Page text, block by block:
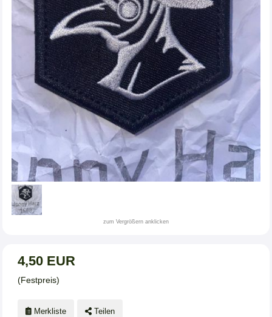
zum Vergrößern anklicken
4,50 EUR
(Festpreis)
Merkliste Teilen